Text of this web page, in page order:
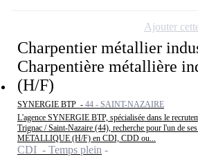
Charpentier métallier
Charpentière métallière
(H/F)
SYNERGIE BTP - 44 - SAINT-NAZAIRE
L'agence SYNERGIE BTP, spécialisée dans le
Trignac / Saint-Nazaire (44), recherche pour l'un de
MÉTALLIQUE (H/F) en CDI, CDD ou...
CDI - Temps plein
Ajouter